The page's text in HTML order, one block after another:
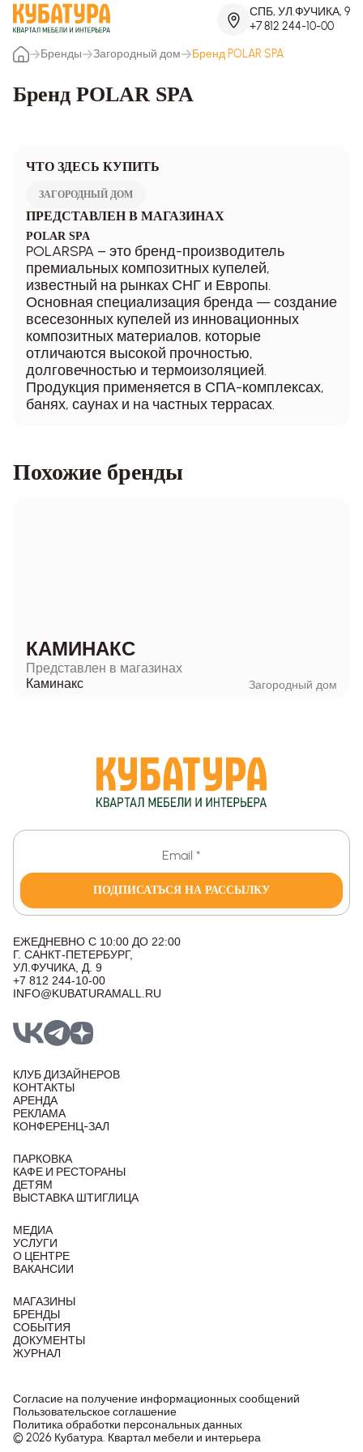
СПБ, УЛ.ФУЧИКА, 9
+7 812 244-10-00
Бренды
Загородный дом Бренд POLAR SPA
Бренд POLAR SPA
ЧТО ЗДЕСЬ КУПИТЬ
ЗАГОРОДНЫЙ ДОМ
ПРЕДСТАВЛЕН В МАГАЗИНАХ
POLAR SPA
POLARSPA – это бренд-производитель
премиальных композитных купелей,
известный на рынках СНГ и Европы.
Основная специализация бренда — создание
всесезонных купелей из инновационных
композитных материалов, которые
отличаются высокой прочностью,
долговечностью и термоизоляцией.
Продукция применяется в СПА-комплексах,
банях, саунах и на частных террасах.
Похожие бренды
КАМИНАКС
Представлен в магазинах
Каминакс
Загородный дом
ПОДПИСАТЬСЯ НА РАССЫЛКУ
ЕЖЕДНЕВНО С 10:00 ДО 22:00
Г. САНКТ-ПЕТЕРБУРГ,
УЛ.ФУЧИКА, Д. 9
+7 812 244-10-00
INFO@KUBATURAMALL.RU
КЛУБ ДИЗАЙНЕРОВ
КОНТАКТЫ
АРЕНДА
РЕКЛАМА
КОНФЕРЕНЦ-ЗАЛ
ПАРКОВКА
КАФЕ И РЕСТОРАНЫ
ДЕТЯМ
ВЫСТАВКА ШТИГЛИЦА
МЕДИА
УСЛУГИ
О ЦЕНТРЕ
ВАКАНСИИ
МАГАЗИНЫ
БРЕНДЫ
СОБЫТИЯ
ДОКУМЕНТЫ
ЖУРНАЛ
© 2026 Кубатура. Квартал мебели и интерьера
Согласие на получение информационных сообщений
Пользовательское соглашение
Политика обработки персональных данных